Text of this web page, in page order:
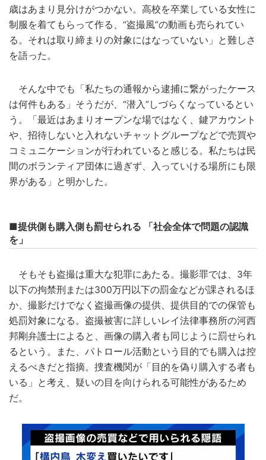
歳はあまり見分けがつかない。高校を卒業している女性に
制服を着てもらって作る、“盗撮風”の動画も売られてい
る。それは取り締まりの対象にはなっていない」と難しさ
を語った。
そんな中でも「私たちの通報から逮捕に繋がったケース
は何件もある」そうだが、“潜入”しづらくなっているとい
う。「最近はあまりオープンな場ではなく、鍵アカウント
や、招待しないと入れないチャットグループなどで売買や
コミュニケーションが行われていると感じる。私たちは民
間のボランティア団体に過ぎず、入っていける場所にも限
界がある」と明かした。
■提供側も購入側も罰せられる 「社会全体で問題の認識
を」
そもそも盗撮は重大な犯罪にあたる。撮影罪では、3年
以下の拘禁刑または300万円以下の罰金などが課されるほ
か、撮影だけでなく盗撮画像の提供、提供目的での保管も
処罰対象になる。盗撮被害に詳しいレイ法律事務所の河西
邦剛弁護士によると、画像の購入者も同じように罰せられ
るという。また、パトロール活動という目的でも購入は控
えるべきだと指摘。捜査機関が「目的を偽り購入する者も
いる」と考え、疑いの目を向けられる可能性があるため
だ。